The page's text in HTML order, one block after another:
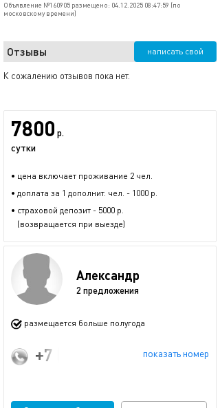
Объявление №160905 размещено: 04.12.2025 08:47:59 (по
московскому времени)
Отзывы написать свой
К сожалению отзывов пока нет.
7800 р.
сутки
• цена включает проживание 2 чел.
• доплата за 1 дополнит. чел. - 1000 р.
• страховой депозит - 5000 р.
(возвращается при выезде)
Александр
2 предложения
размещается больше полугода
показать номер
+7 (925) 500-60-86